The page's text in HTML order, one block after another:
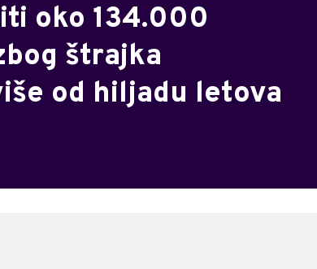
oko 134.000
štrajka
od hiljadu letova